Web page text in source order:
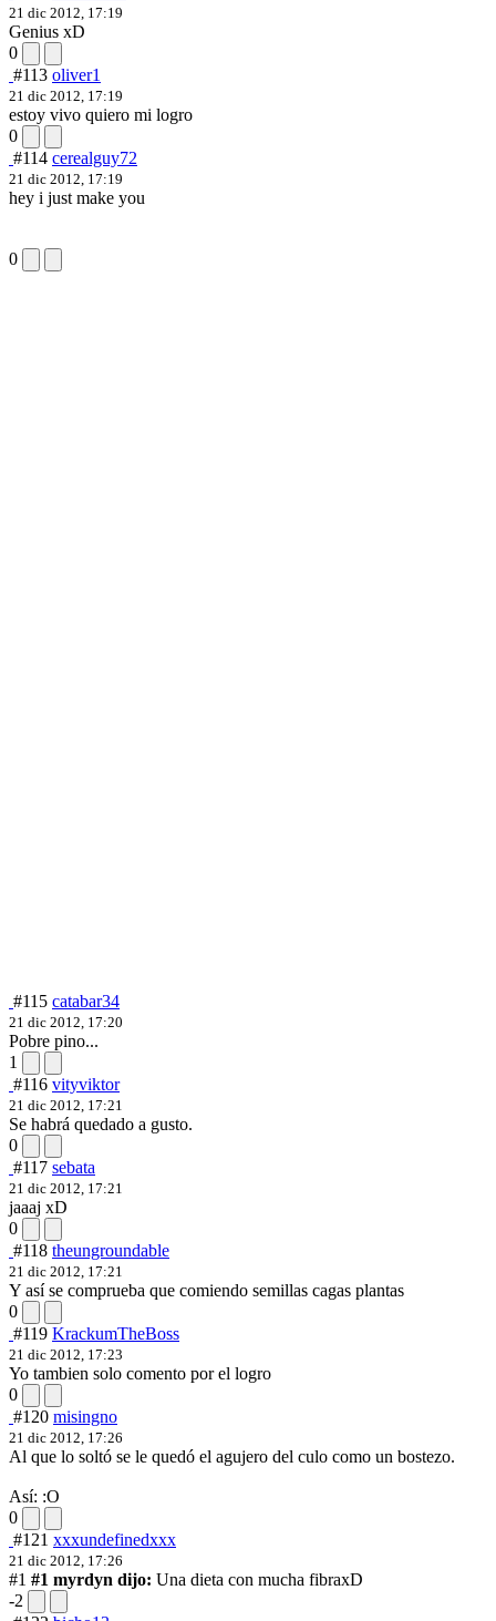
21 dic 2012, 17:19
Genius xD
0
#113 oliver1
21 dic 2012, 17:19
estoy vivo quiero mi logro
0
#114 cerealguy72
21 dic 2012, 17:19
hey i just make you
0
#115 catabar34
21 dic 2012, 17:20
Pobre pino...
1
#116 vityviktor
21 dic 2012, 17:21
Se habrá quedado a gusto.
0
#117 sebata
21 dic 2012, 17:21
jaaaj xD
0
#118 theungroundable
21 dic 2012, 17:21
Y así se comprueba que comiendo semillas cagas plantas
0
#119 KrackumTheBoss
21 dic 2012, 17:23
Yo tambien solo comento por el logro
0
#120 misingno
21 dic 2012, 17:26
Al que lo soltó se le quedó el agujero del culo como un bostezo.
Así: :O
0
#121 xxxundefinedxxx
21 dic 2012, 17:26
#1 #1 myrdyn dijo: Una dieta con mucha fibraxD
-2